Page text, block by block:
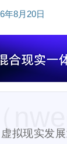
年8月20日
虚拟现实发